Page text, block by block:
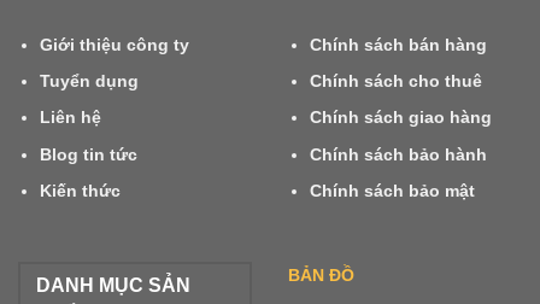
Giới thiệu công ty
Tuyển dụng
Liên hệ
Blog tin tức
Kiến thức
Chính sách bán hàng
Chính sách cho thuê
Chính sách giao hàng
Chính sách bảo hành
Chính sách bảo mật
DANH MỤC SẢN
BẢN ĐỒ